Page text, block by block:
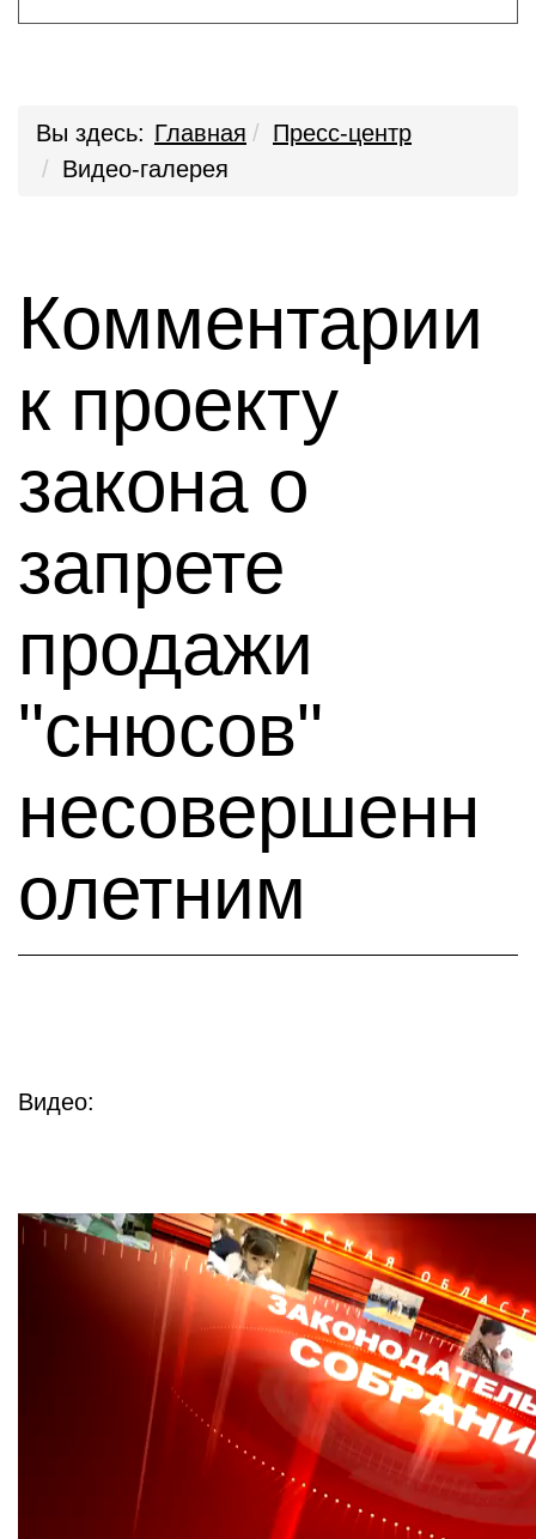
Вы здесь: Главная
Пресс-центр
Видео-галерея
Комментарии
к проекту
закона о
запрете
продажи
"снюсов"
несовершенн
олетним
Видео: